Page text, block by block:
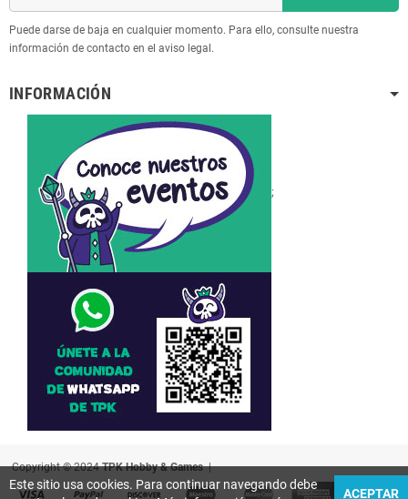
Puede darse de baja en cualquier momento. Para ello, consulte nuestra
información de contacto en el aviso legal.
INFORMACIÓN
;
Copyright © 2024TPK Hobby & Games|
Este sitio usa cookies. Para continuar navegando debe
ACEPTAR